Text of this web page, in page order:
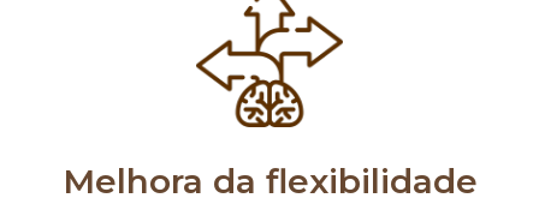
Melhora da flexibilidade